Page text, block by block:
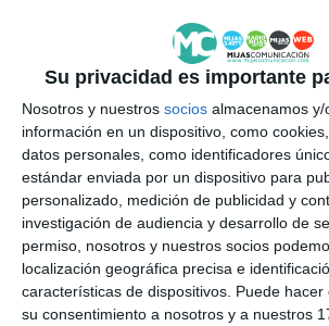
Su privacidad es importante
Nosotros y nuestros socios almacenamos
información en un dispositivo, como
datos personales, como identificadores
estándar enviada por un dispositivo para
personalizado, medición de publicidad y
investigación de audiencia y desarrollo de
permiso, nosotros y nuestros socios
localización geográfica precisa e
características de dispositivos. Puede
su consentimiento a nosotros y a nuestros